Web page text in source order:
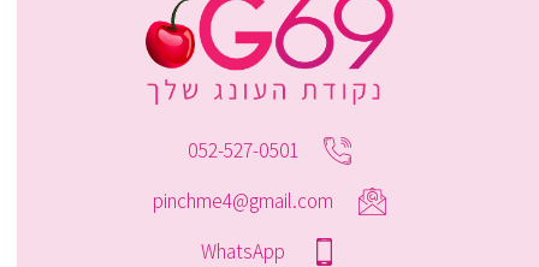
052-527-0501
pinchme4@gmail.com
WhatsApp